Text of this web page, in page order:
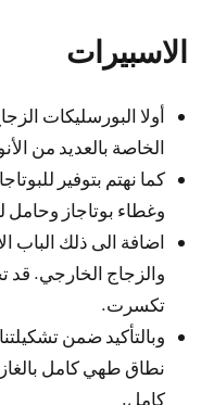
الاسبيرات
الخاصة بالعديد من
كما نهتم بتوفير
وغطاء بوتاجاز وحامل
اضافة الى ذلك الباب
والزجاج الخارجي. قد
تكسرت.
كامل.